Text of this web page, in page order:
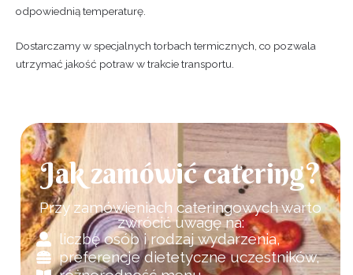
odpowiednią temperaturę.
Dostarczamy w specjalnych torbach termicznych, co pozwala
utrzymać jakość potraw w trakcie transportu.
Jak zamówić catering?
Przy zamówieniach cateringowych warto
zwrócić uwagę na:
liczbę osób i rodzaj wydarzenia,
preferencje dietetyczne uczestników,